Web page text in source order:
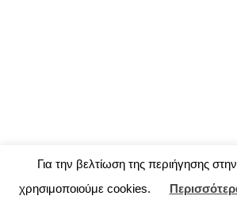
Για την βελτίωση της περιήγησης
χρησιμοποιούμε cookies.